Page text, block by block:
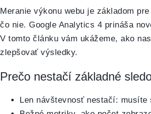
Meranie výkonu webu je základom
čo nie. Google Analytics 4 prináša
V tomto článku vám ukážeme, ako
zlepšovať výsledky.
Prečo nestačí základné
Len návštevnosť nestačí: musíte